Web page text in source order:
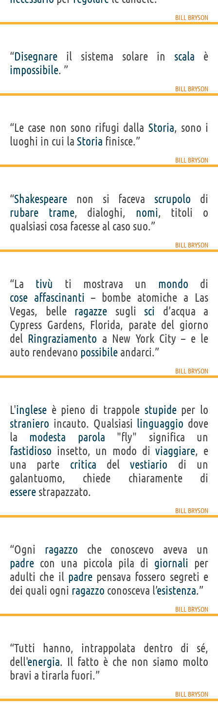
BILL BRYSON
“Disegnare il sistema solare in scala è
impossibile. ”
BILL BRYSON
“Le case non sono rifugi dalla Storia, sono i
luoghi in cui la Storia finisce.”
BILL BRYSON
“Shakespeare non si faceva scrupolo di
rubare
trame, dialoghi, nomi, titoli o
qualsiasi cosa facesse al caso suo.”
BILL BRYSON
“La tivù ti mostrava un mondo di
cose affascinanti – bombe atomiche a Las
Vegas, belle ragazze sugli sci d’acqua a
Cypress Gardens, Florida, parate del giorno
del Ringraziamento a New York City – e le
auto rendevano possibile andarci.”
BILL BRYSON
L'inglese è pieno di trappole stupideper lo
straniero incauto. Qualsiasi linguaggio dove
la modesta parola "fly" significa un
fastidioso insetto, un modo diviaggiare, e
una parte critica delvestiario di un
galantuomo, chiede chiaramente di
essere strapazzato.
BILL BRYSON
“Ogni ragazzo che conoscevo aveva un
padre con una piccola pila di giornali per
adulti che il padrepensava fossero segreti e
dei quali ogni ragazzo conosceva l’esistenza.”
BILL BRYSON
“Tutti hanno, intrappolata dentro di sé,
dell'energia. Il fatto è che non siamo molto
bravi a tirarla fuori.”
BILL BRYSON